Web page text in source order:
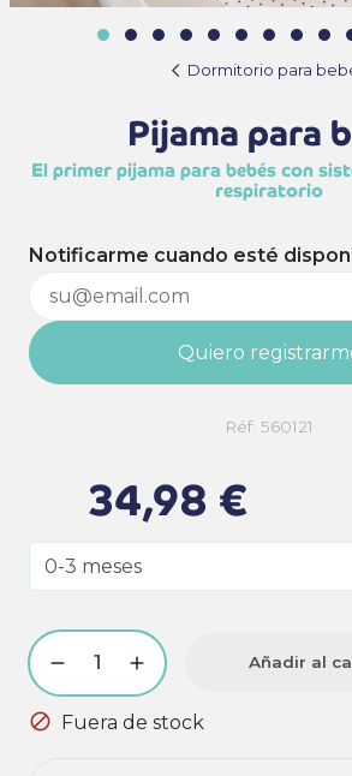
Dormitorio para
Pijama para
El primer pijama para bebés con
respiratorio
Notificarme cuando esté
Quiero
Réf. 560121
34,98 €
Añadir al
 Fuera de stock